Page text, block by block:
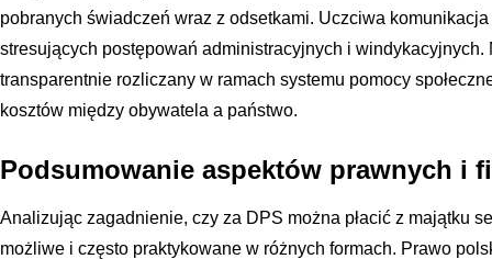
pobranych świadczeń wraz z odsetkami. Uczciwa
stresujących postępowań administracyjnych i
transparentnie rozliczany w ramach systemu pomocy
kosztów między obywatela a państwo.
Podsumowanie aspektów prawnych i
Analizując zagadnienie, czy za DPS można płacić z majątku
możliwe i często praktykowane w różnych formach. Prawo